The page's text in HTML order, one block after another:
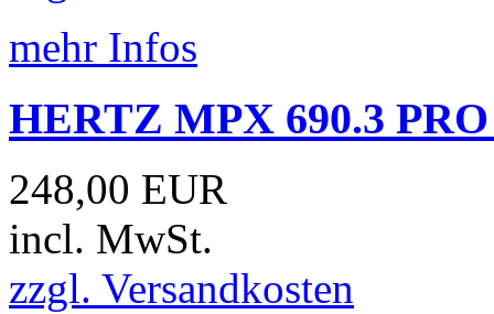
mehr Infos
HERTZ MPX 690.3 PRO
248,00 EUR
incl. MwSt.
zzgl. Versandkosten